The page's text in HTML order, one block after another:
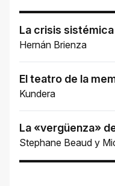
La crisis
Hernán Brienza
El teatro de la
Kundera
La «vergüenza»
Stephane Beaud y